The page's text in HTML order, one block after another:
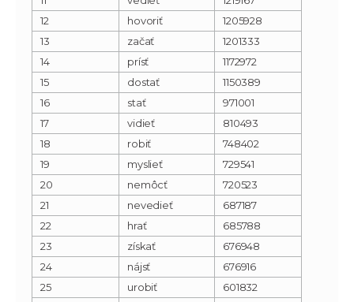
12
hovoriť
1205928
13
začať
1201333
14
prísť
1172972
15
dostať
1150389
16
stať
971001
17
vidieť
810493
18
robiť
748402
19
myslieť
729541
20
nemôcť
720523
21
nevedieť
687187
22
hrať
685788
23
získať
676948
24
nájsť
676916
25
urobiť
601832